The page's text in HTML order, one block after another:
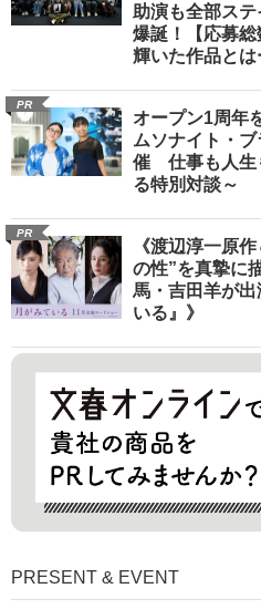
助演も全部ステ
爆誕！【応募
輝いた作品とは
PR
オープン1周年
ムソナイト・
催 仕事も人生
る特別対談～
PR
《渡辺淳一原
の性”を真摯に
馬・吉田羊が
いる』》
PRESENT & EVENT